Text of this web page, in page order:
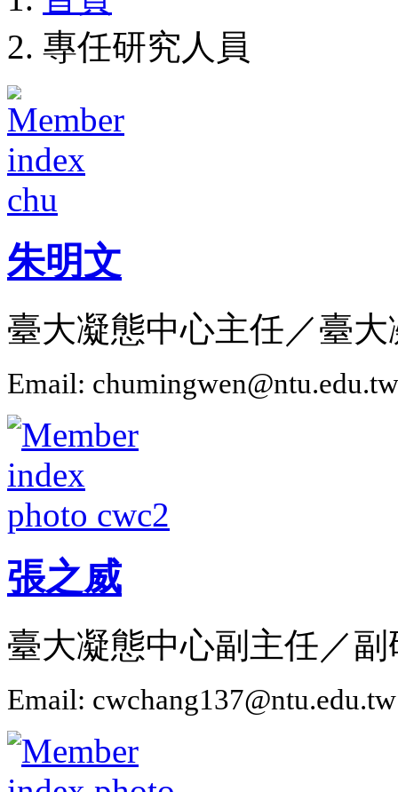
專任研究人員
朱明文
臺大凝態中心主任／臺
Email: chumingwen@ntu.edu.tw
張之威
臺大凝態中心副主任／副
Email: cwchang137@ntu.edu.tw